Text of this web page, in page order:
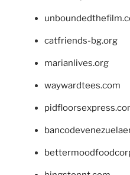
catfriends-bg.org
marianlives.org
waywardtees.com